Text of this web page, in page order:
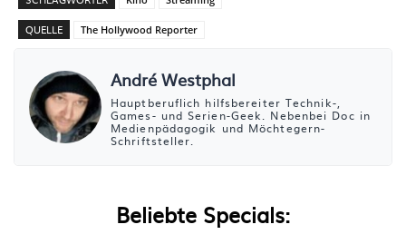
QUELLE The Hollywood Reporter
André Westphal
Hauptberuflich hilfsbereiter Technik-,
Games- und Serien-Geek. Nebenbei Doc in
Medienpädagogik und Möchtegern-
Schriftsteller.
Beliebte Specials: